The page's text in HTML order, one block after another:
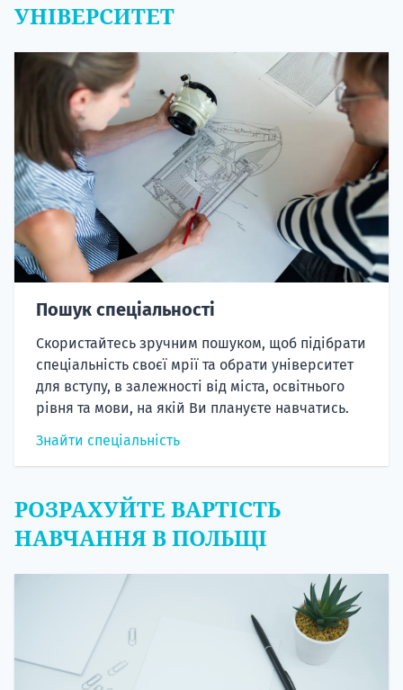
УНІВЕРСИТЕТ
Пошук спеціальності
Скористайтесь зручним пошуком, щоб підібрати
спеціальність своєї мрії та обрати університет
для вступу, в залежності від міста, освітнього
рівня та мови, на якій Ви плануєте навчатись.
Знайти спеціальність
РОЗРАХУЙТЕ ВАРТІСТЬ
НАВЧАННЯ В ПОЛЬЩІ